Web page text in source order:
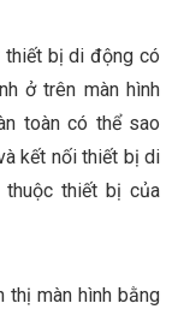
thiết bị di động có
ở trên màn hình
toàn có thể sao
kết nối thiết bị di
thuộc thiết bị của
thị màn hình bằng